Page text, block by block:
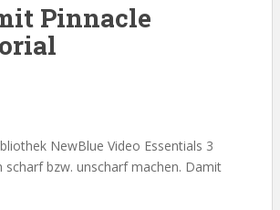
Pinnacle
NewBlue Video Essentials 3
bzw. unscharf machen. Damit